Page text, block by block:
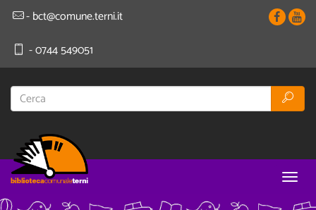
- bct@comune.terni.it
- 0744 549051